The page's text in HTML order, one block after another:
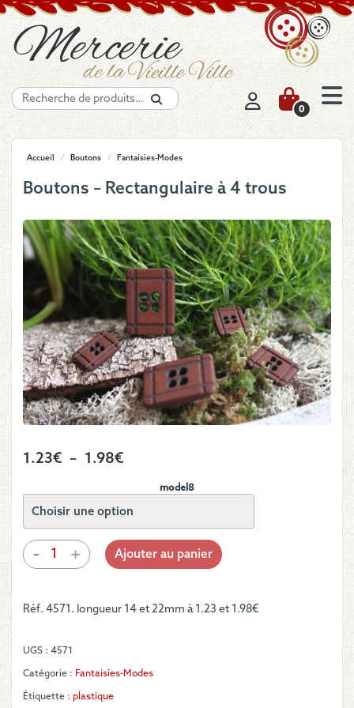
Recherche
0
Accueil / Boutons / Fantaisies-Modes
Boutons – Rectangulaire à 4 trous
1.23€ – 1.98€Plage
prix :
à
1.98€
model8
-
quantité
de
Rectangulaire
trous
+ Ajouter au panier
Réf. 4571. longueur 14 et 22mm à 1.23 et 1.98€
UGS : 4571
Catégorie : Fantaisies-Modes
Étiquette : plastique